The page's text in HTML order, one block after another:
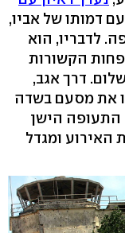
דמותו של אביו,
לדבריו, הוא
הקשורות
דרך אגב,
את מסעם בשדה
הישן
האירוע ומגדל